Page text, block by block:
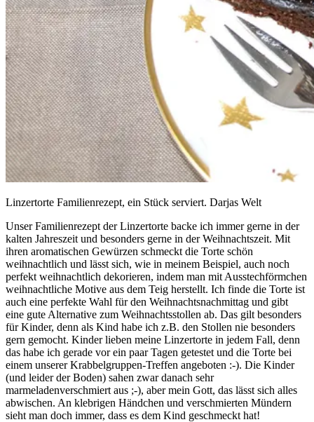
Linzertorte Familienrezept, ein Stück serviert. Darjas Welt
Unser Familienrezept der Linzertorte backe ich immer gerne in der
kalten Jahreszeit und besonders gerne in der Weihnachtszeit. Mit
ihren aromatischen Gewürzen schmeckt die Torte schön
weihnachtlich und lässt sich, wie in meinem Beispiel, auch noch
perfekt weihnachtlich dekorieren, indem man mit Ausstechförmchen
weihnachtliche Motive aus dem Teig herstellt. Ich finde die Torte ist
auch eine perfekte Wahl für den Weihnachtsnachmittag und gibt
eine gute Alternative zum Weihnachtsstollen ab. Das gilt besonders
für Kinder, denn als Kind habe ich z.B. den Stollen nie besonders
gern gemocht. Kinder lieben meine Linzertorte in jedem Fall, denn
das habe ich gerade vor ein paar Tagen getestet und die Torte bei
einem unserer Krabbelgruppen-Treffen angeboten :-). Die Kinder
(und leider der Boden) sahen zwar danach sehr
marmeladenverschmiert aus ;-), aber mein Gott, das lässt sich alles
abwischen. An klebrigen Händchen und verschmierten Mündern
sieht man doch immer, dass es dem Kind geschmeckt hat!